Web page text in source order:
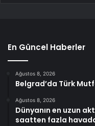
En Güncel Haberler
Ağustos 8, 2026
Belgrad’da Türk
Ağustos 8, 2026
Dünyanın en uzun
saatten fazla